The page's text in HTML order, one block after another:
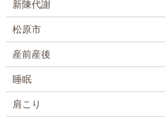
新陳代謝
松原市
産前産後
睡眠
肩こり